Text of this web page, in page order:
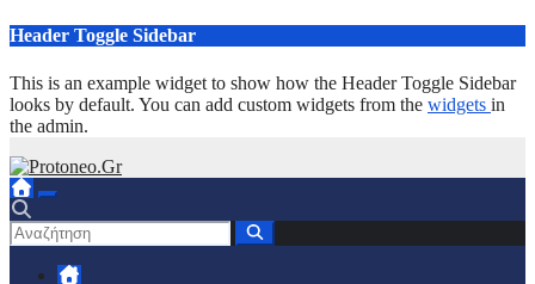
Μετάβαση
περιεχόμενο
Header Toggle Sidebar
This is an example widget to show how the Header Toggle Sidebar
looks by default. You can add custom widgets from the widgets in
the admin.